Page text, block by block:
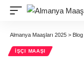
Almanya Maaşları 2025 > Blog
İŞÇI MAAŞI